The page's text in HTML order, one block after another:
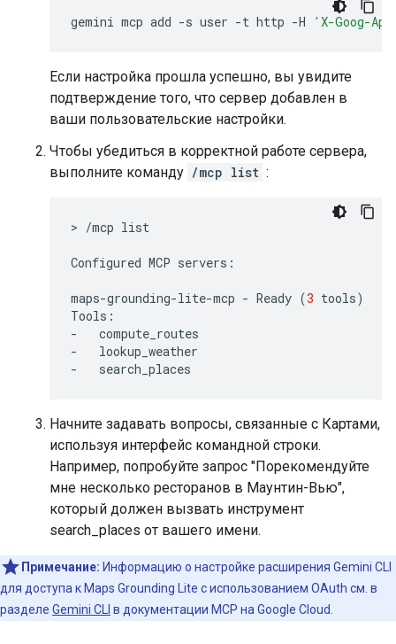
gemini mcp add -s user -t http -H 'X-Goog-
Если настройка прошла успешно, вы увидите
подтверждение того, что сервер добавлен в
ваши пользовательские настройки.
Чтобы убедиться в корректной работе сервера,
выполните команду /mcp list :
> /mcp list
Configured MCP servers:
maps-grounding-lite-mcp - Ready (3 tools)
Tools:
-
compute_routes
-
lookup_weather
-
Начните задавать вопросы, связанные с Картами,
используя интерфейс командной строки.
Например, попробуйте запрос "Порекомендуйте
мне несколько ресторанов в Маунтин-Вью",
который должен вызвать инструмент
search_places от вашего имени.
Примечание: Информацию о настройке расширения Gemini CLI
для доступа к Maps Grounding Lite с использованием OAuth см. в
разделе Gemini CLI в документации MCP на Google Cloud.